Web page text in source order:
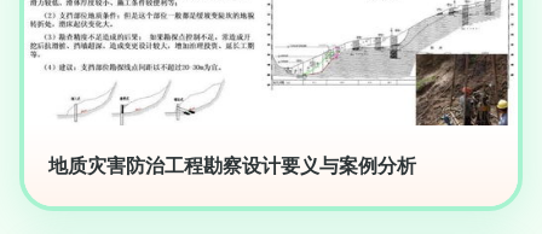
地质灾害防治工程勘察设计要义与案例分析